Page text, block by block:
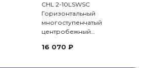
CHL 2-10LSWSC
Горизонтальный
многоступенчатый
центробежный…
16 070 ₽